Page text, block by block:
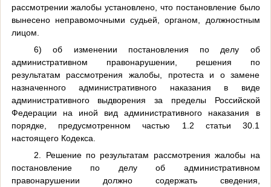
рассмотрении жалобы установлено, что постановление было
вынесено неправомочными судьей, органом, должностным
лицом.
6) об изменении постановления по делу об
административном правонарушении, решения по
результатам рассмотрения жалобы, протеста и о замене
назначенного административного наказания в виде
административного выдворения за пределы Российской
Федерации на иной вид административного наказания в
порядке, предусмотренном частью 1.2 статьи 30.1
настоящего Кодекса.
2. Решение по результатам рассмотрения жалобы на
постановление по делу об административном
правонарушении должно содержать сведения,